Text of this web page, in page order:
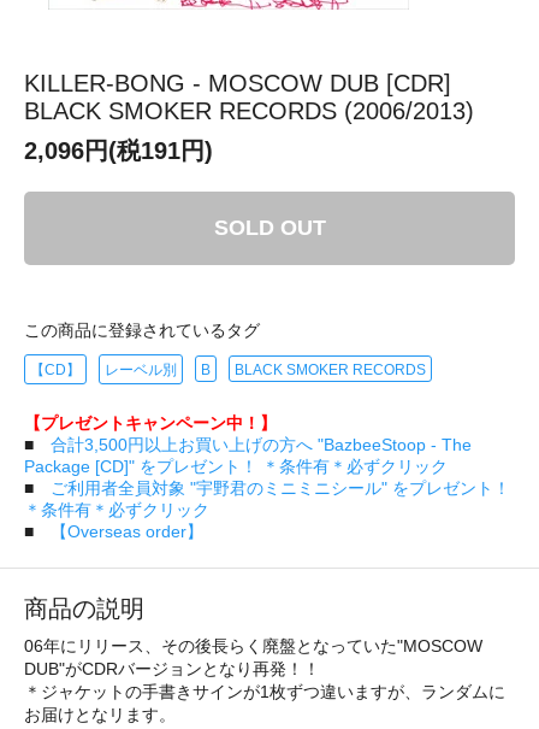
KILLER-BONG - MOSCOW DUB [CDR]
BLACK SMOKER RECORDS (2006/2013)
2,096円(税191円)
SOLD OUT
この商品に登録されているタグ
【CD】 レーベル別 B BLACK SMOKER RECORDS
【プレゼントキャンペーン中！】
■ 合計3,500円以上お買い上げの方へ "BazbeeStoop - The
Package [CD]" をプレゼント！ ＊条件有＊必ずクリック
■
ご利用者全員対象 "宇野君のミニミニシール" をプレゼント！
＊条件有＊必ずクリック
■
【Overseas order】
商品の説明
06年にリリース、その後長らく廃盤となっていた"MOSCOW
DUB"がCDRバージョンとなり再発！！
＊ジャケットの手書きサインが1枚ずつ違いますが、ランダムに
お届けとなリます。